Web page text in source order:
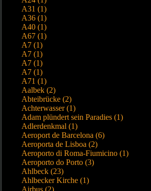
A31 (1)
A36 (1)
A40 (1)
A67 (1)
A7 (1)
A7 (1)
A7 (1)
A7 (1)
A71 (1)
Aalbek (2)
Abteibrücke (2)
Achterwasser (1)
Adam plündert sein Paradies (1)
Adlerdenkmal (1)
Aeroport de Barcelona (6)
Aeroporta de Lisboa (2)
Aeroporto di Roma-Fiumicino (1)
Aeroporto do Porto (3)
Ahlbeck (23)
Ahlbecker Kirche (1)
Airbus (2)